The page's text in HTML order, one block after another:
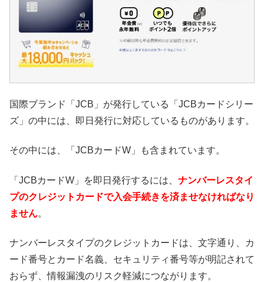
国際ブランド「JCB」が発行している「JCBカードシリー
ズ」の中には、即日発行に対応しているものがあります。
その中には、「JCBカードW」も含まれています。
「JCBカードW」を即日発行するには、 ナンバーレスタイ
プのクレジットカードで入会手続きを済ませなければなり
ません。
ナンバーレスタイプのクレジットカードは、文字通り、カ
ード番号とカード名義、セキュリティ番号等が明記されて
おらず、情報漏洩のリスク軽減につながります。